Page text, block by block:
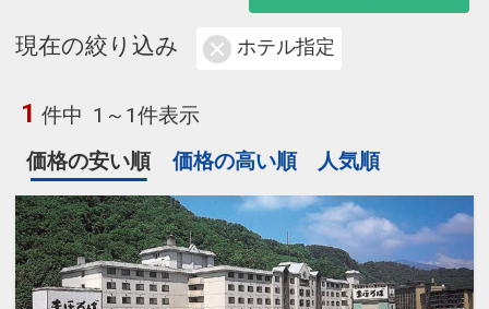
現在の絞り込み ホテル指定
1 件中 1～1件表示
価格の安い順
価格の高い順 人気順